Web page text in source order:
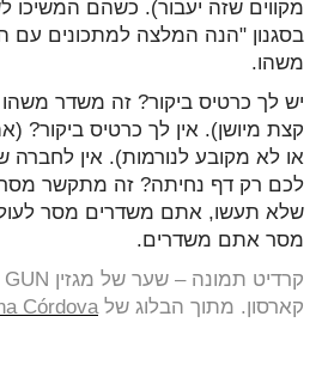
מקווים שזה יעבור). כשהם המשיכו
בסגנון "הנה המלצה למתכונים עם
משהו.
יש לך כרטיס ביקור? זה משדר
קצת מיושן). אין לך כרטיס ביקור?
או לא מקובע לנורמות). אין
לכם רק דף נחיתה? זה מתקשר
שלא תעשו, אתם משדרים מסר
מסר אתם משדרים.
קארסון. מתוך הבלוג של Córdova